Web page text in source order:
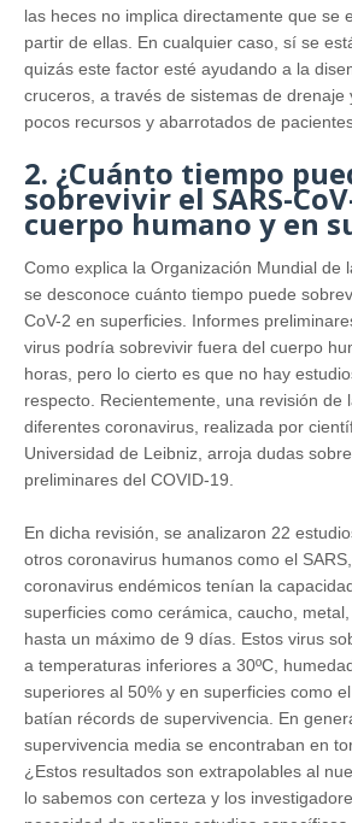
las heces no implica directamente que se
partir de ellas. En cualquier caso, sí se
quizás este factor esté ayudando a la
cruceros, a través de sistemas de drenaje
pocos recursos y abarrotados de
2. ¿Cuánto tiempo
sobrevivir el SARS-
cuerpo humano y en
Como explica la Organización Mundial de
se desconoce cuánto tiempo puede
CoV-2 en superficies. Informes
virus podría sobrevivir fuera del cuerpo
horas, pero lo cierto es que no hay
respecto. Recientemente, una revisión de
diferentes coronavirus, realizada por
Universidad de Leibniz, arroja dudas
preliminares del COVID-19.
En dicha revisión, se analizaron 22
otros coronavirus humanos como el
coronavirus endémicos tenían la
superficies como cerámica, caucho,
hasta un máximo de 9 días. Estos virus
a temperaturas inferiores a 30ºC,
superiores al 50% y en superficies como
batían récords de supervivencia. En
supervivencia media se encontraban en
¿Estos resultados son extrapolables al
lo sabemos con certeza y los